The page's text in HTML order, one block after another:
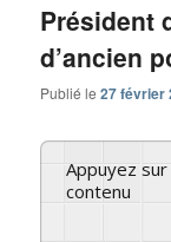
Président
d’ancien
Publié le27 février
Appuyez sur play pour écouter ce
contenu